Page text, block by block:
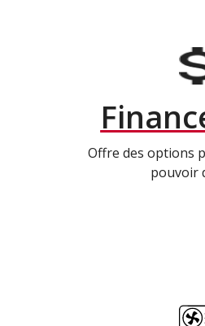
Offre des options
pouvoir